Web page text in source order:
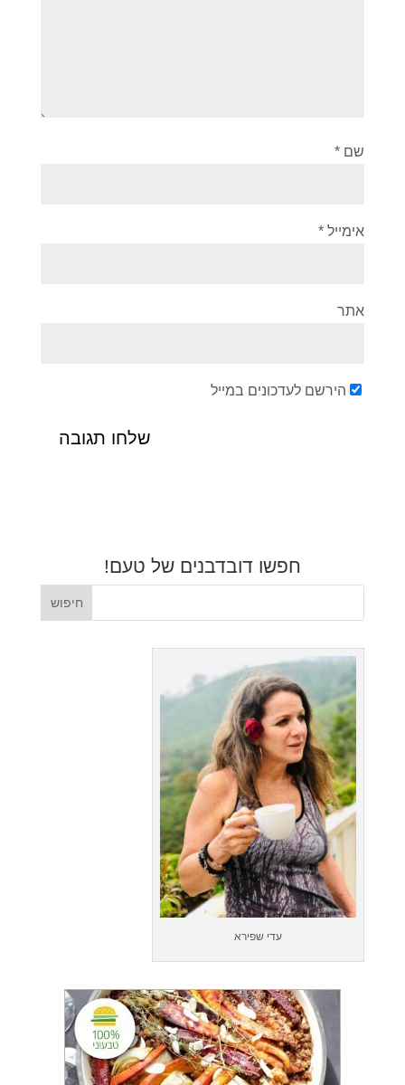
שם *
אימייל *
אתר
הירשם לעדכונים במייל
חפשו דובדבנים של טעם!
עדי שפירא